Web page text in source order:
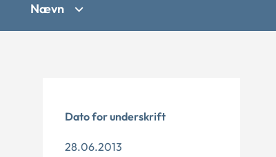
Nævn
Dato for underskrift
28.06.2013